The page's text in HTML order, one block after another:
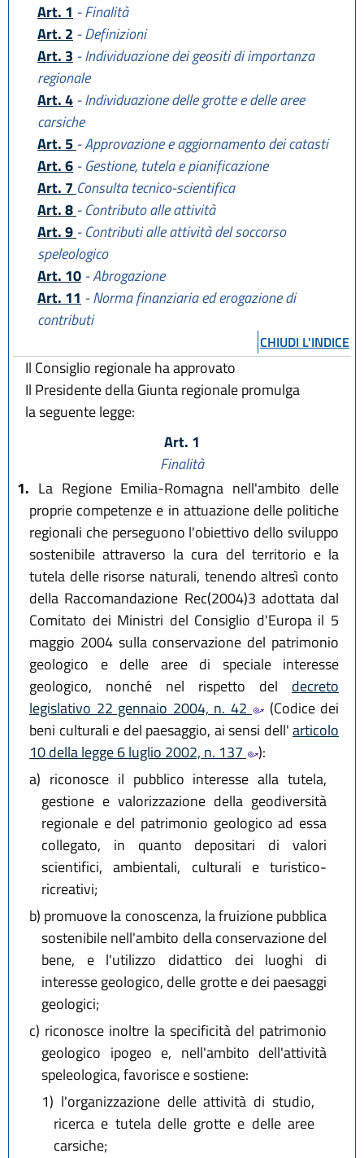
Art. 1 - Finalità
Art. 2 - Definizioni
Art. 3 - Individuazione dei geositi di importanza
regionale
Art. 4 - Individuazione delle grotte e delle aree
carsiche
Art. 5 - Approvazione e aggiornamento dei catasti
Art. 6 - Gestione, tutela e pianificazione
Art. 7 Consulta tecnico-scientifica
Art. 8 - Contributo alle attività
Art. 9 - Contributi alle attività del soccorso
speleologico
Art. 10 - Abrogazione
Art. 11 - Norma finanziaria ed erogazione di
contributi
CHIUDI L'INDICE
Il Consiglio regionale ha approvato
Il Presidente della Giunta regionale promulga
la seguente legge:
Art. 1
Finalità
1. La Regione Emilia-Romagna nell'ambito delle
proprie competenze e in attuazione delle politiche
regionali che perseguono l'obiettivo dello sviluppo
sostenibile attraverso la cura del territorio e la
tutela delle risorse naturali, tenendo altresì conto
della Raccomandazione Rec(2004)3 adottata dal
Comitato dei Ministri del Consiglio d'Europa il 5
maggio 2004 sulla conservazione del patrimonio
geologico e delle aree di speciale interesse
geologico, nonché nel rispetto del decreto
legislativo 22 gennaio 2004, n. 42
(Codice dei
beni culturali e del paesaggio, ai sensi dell'articolo
10 della legge 6 luglio 2002, n. 137
):
a) riconosce il pubblico interesse alla tutela,
gestione e valorizzazione della geodiversità
regionale e del patrimonio geologico ad essa
collegato, in quanto depositari di valori
scientifici, ambientali, culturali e turistico-
ricreativi;
b) promuove la conoscenza, la fruizione pubblica
sostenibile nell'ambito della conservazione del
bene, e l'utilizzo didattico dei luoghi di
interesse geologico, delle grotte e dei paesaggi
geologici;
c) riconosce inoltre la specificità del patrimonio
geologico ipogeo e, nell'ambito dell'attività
speleologica, favorisce e sostiene:
1) l'organizzazione delle attività di studio,
ricerca e tutela delle grotte e delle aree
carsiche;